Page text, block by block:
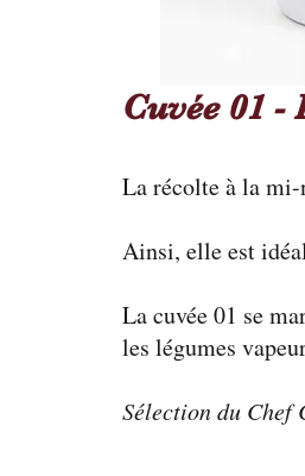
Cuvée 01 -
La récolte à la mi-
Ainsi, elle est
La cuvée 01 se
les légumes
Sélection du Chef